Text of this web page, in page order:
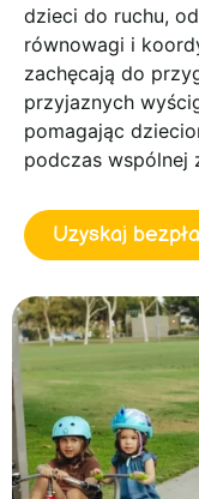
dzieci do ruchu,
równowagi i
zachęcają do
przyjaznych
pomagając
podczas wspólnej
Uzyskaj